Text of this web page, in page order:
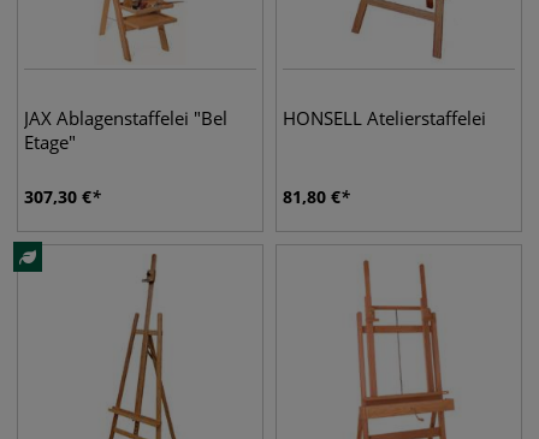
JAX Ablagenstaffelei "Bel
Etage"
307,30 €
HONSELL Atelierstaffelei
81,80 €